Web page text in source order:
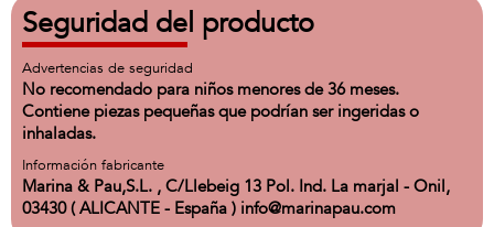
Seguridad del producto
Advertencias de seguridad
No recomendado para niños menores de 36 meses.
Contiene piezas pequeñas que podrían ser ingeridas o
inhaladas.
Información fabricante
Marina & Pau,S.L. , C/Llebeig 13 Pol. Ind. La marjal - Onil,
03430 ( ALICANTE - España ) info@marinapau.com